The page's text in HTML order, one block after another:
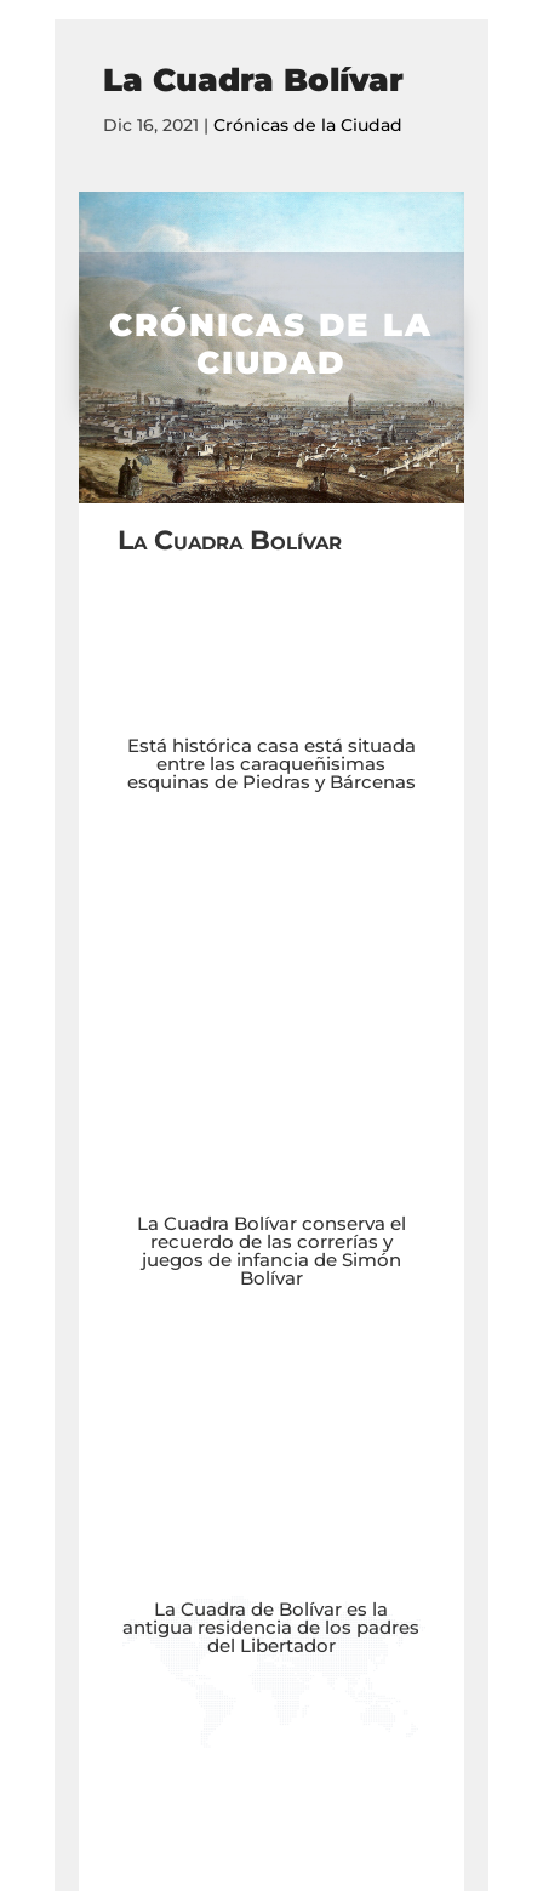
La Cuadra Bolívar
Dic 16, 2021 | Crónicas de la Ciudad
CRÓNICAS DE LA
CIUDAD
La Cuadra Bolívar
Está histórica casa está situada
entre las caraqueñisimas
esquinas de Piedras y Bárcenas
La Cuadra Bolívar conserva el
recuerdo de las correrías y
juegos de infancia de Simón
Bolívar
La Cuadra de Bolívar es la
antigua residencia de los padres
del Libertador